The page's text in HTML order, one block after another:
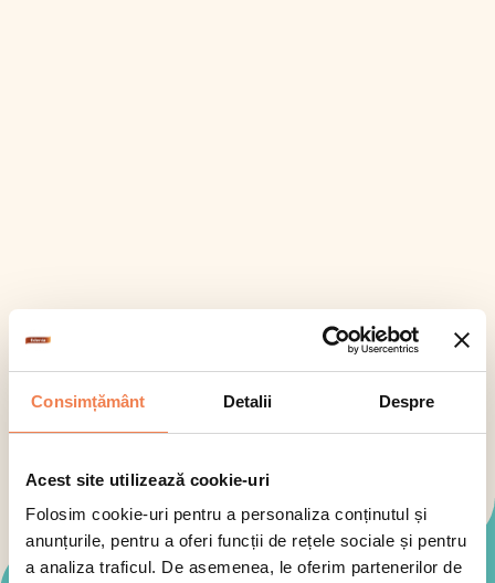
Consimțământ Detalii Despre
Acest site utilizează cookie-uri
Folosim cookie-uri pentru a personaliza conținutul și
anunțurile, pentru a oferi funcții de rețele sociale și pentru
a analiza traficul. De asemenea, le oferim partenerilor de